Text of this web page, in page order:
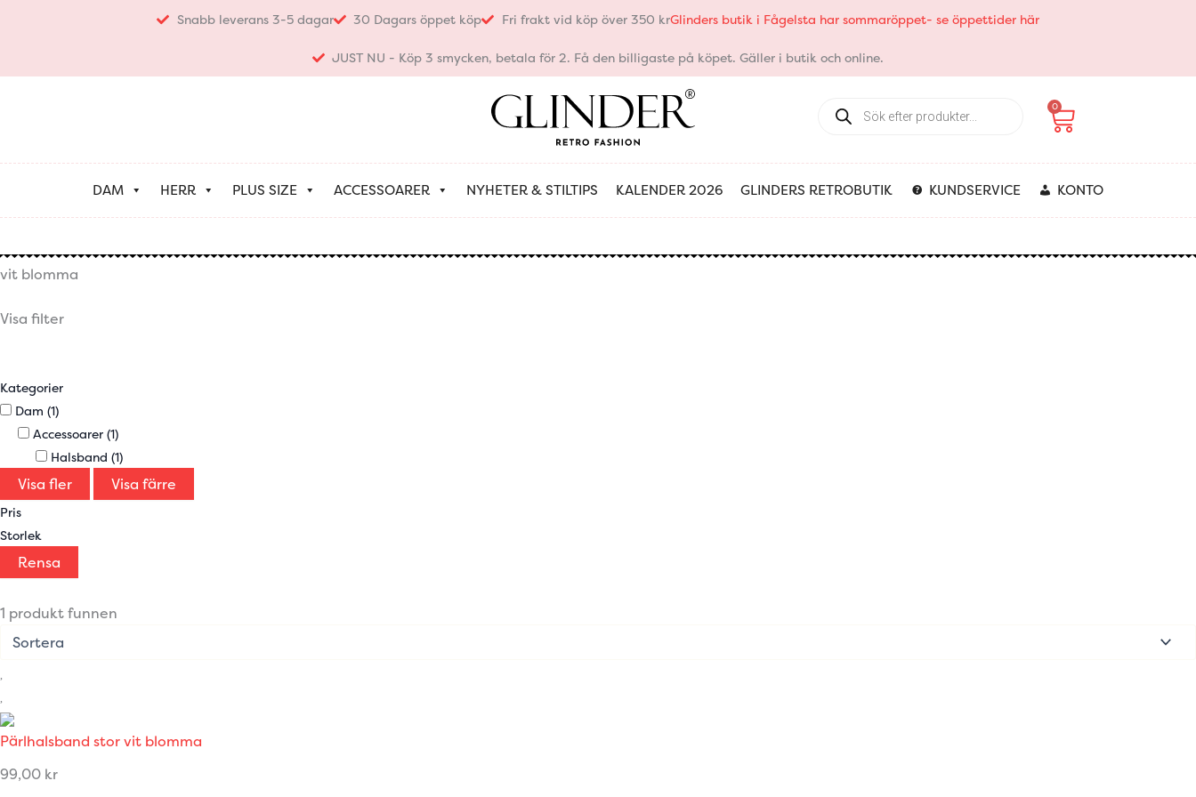
Snabb leverans 3-5 dagar 30 Dagars öppet köp Fri frakt vid köp över 350 krGlinders butik i Fågelsta har sommaröppet- se öppettider här
JUST NU - Köp 3 smycken, betala för 2. Få den billigaste på köpet. Gäller i butik och online.
search
0
Varukorg
DAM HERR PLUS SIZE ACCESSOARER NYHETER & STILTIPS KALENDER 2026 GLINDERS RETROBUTIK KUNDSERVICE KONTO
vit blomma
Visa filter
Kategorier
Dam (1)
Accessoarer (1)
Halsband (1)
Visa fler Visa färre
Pris
Storlek
Rensa
1 produkt funnen
Pärlhalsband stor vit blomma
99,00 kr